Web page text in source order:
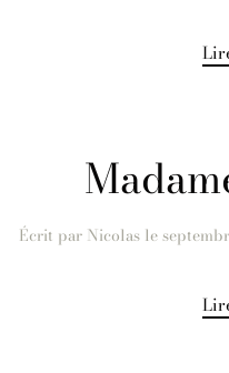
Écrit par Nicolasle